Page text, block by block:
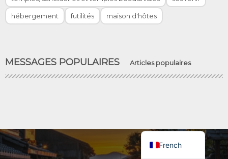
hébergement futilités maison d'hôtes
MESSAGES POPULAIRES Articles populaires
French
Japanese
Spanish
German